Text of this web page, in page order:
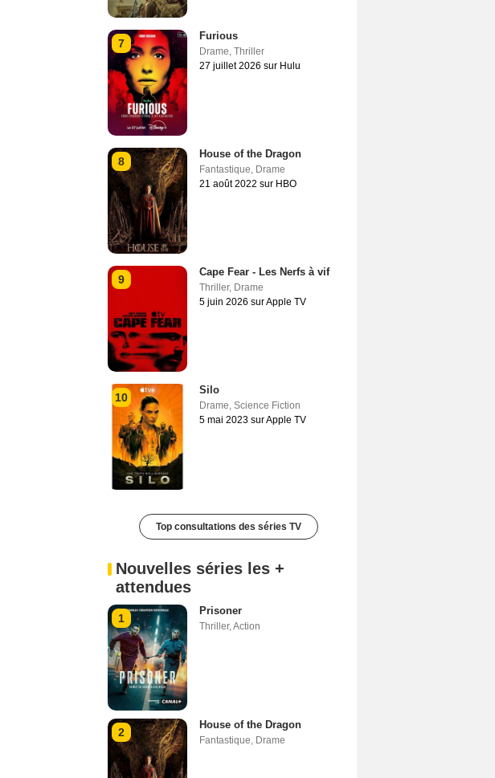
7
Furious
Drame, Thriller
27 juillet 2026 sur Hulu
8
House of the Dragon
Fantastique, Drame
21 août 2022 sur HBO
9
Cape Fear - Les Nerfs à vif
Thriller, Drame
5 juin 2026 sur Apple TV
10
Silo
Drame, Science Fiction
5 mai 2023 sur Apple TV
Top consultations des séries TV
Nouvelles séries les +
attendues
1
Prisoner
Thriller,Action
2
House of the Dragon
Fantastique, Drame